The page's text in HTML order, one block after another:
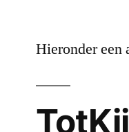
Hieronder een